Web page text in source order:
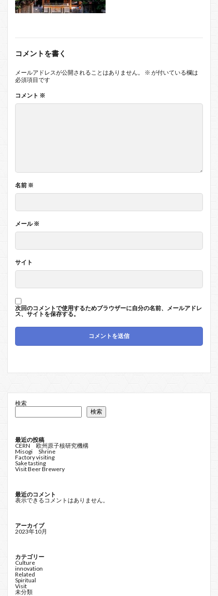
コメントを書く
メールアドレスが公開されることはありません。 ※ が付いている欄は
必須項目です
コメント ※
名前 ※
メール※
サイト
次回のコメントで使用するためブラウザーに自分の名前、メールアドレ
ス、サイトを保存する。
検索
検索
最近の投稿
CERN 欧州原子核研究機構
Misogi Shrine
Factory visiting
Sake tasting
Visit Beer Brewery
最近のコメント
表示できるコメントはありません。
アーカイブ
2023年10月
カテゴリー
Culture
innovation
Related
Spiritual
Visit
未分類